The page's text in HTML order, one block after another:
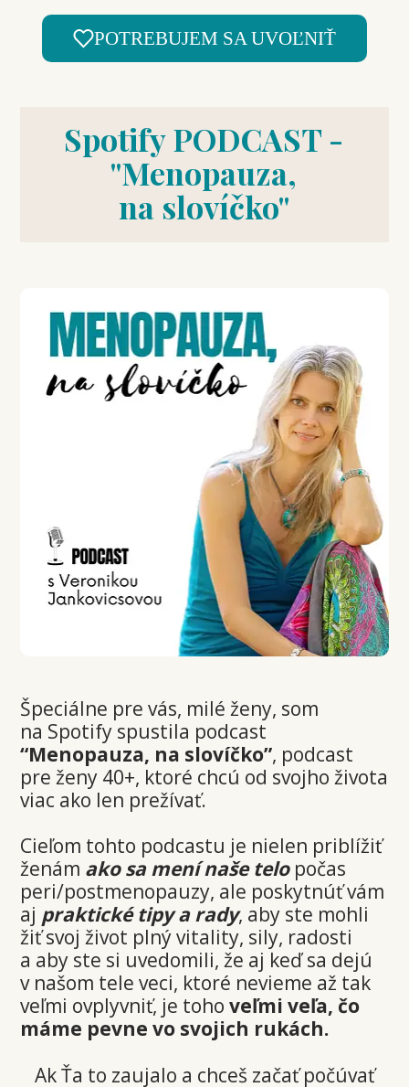
POTREBUJEM SA UVOĽNIŤ
Spotify PODCAST -
"Menopauza,
na slovíčko"
Špeciálne pre vás, milé ženy, som
na Spotify spustila podcast
“Menopauza, na slovíčko”, podcast
pre ženy 40+, ktoré chcú od svojho života
viac ako len prežívať.
Cieľom tohto podcastu je nielen priblížiť
ženám ako sa mení naše telopočas
peri/postmenopauzy, ale poskytnúť vám
aj praktické tipy a rady, aby ste mohli
žiť svoj život plný vitality, sily, radosti
a aby ste si uvedomili, že aj keď sa dejú
v našom tele veci, ktoré nevieme až tak
veľmi ovplyvniť, je tohoveľmi veľa, čo
máme pevne vo svojich rukách.
Ak Ťa to zaujalo a chceš začať počúvať